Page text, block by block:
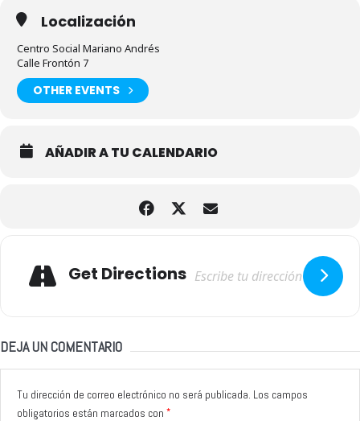
Localización
Centro Social Mariano Andrés
Calle Frontón 7
OTHER EVENTS
AÑADIR A TU CALENDARIO
Get Directions
DEJA UN COMENTARIO
Tu dirección de correo electrónico no será publicada. Los campos
obligatorios están marcados con *